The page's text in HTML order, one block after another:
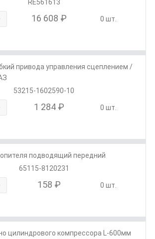
RE561613
16 608 ₽ 0 шт.
привода управления сцеплением /
53215-1602590-10
1 284 ₽ 0 шт.
подводящий передний
65115-8120231
158 ₽ 0 шт.
цилиндрового компрессора L-600мм